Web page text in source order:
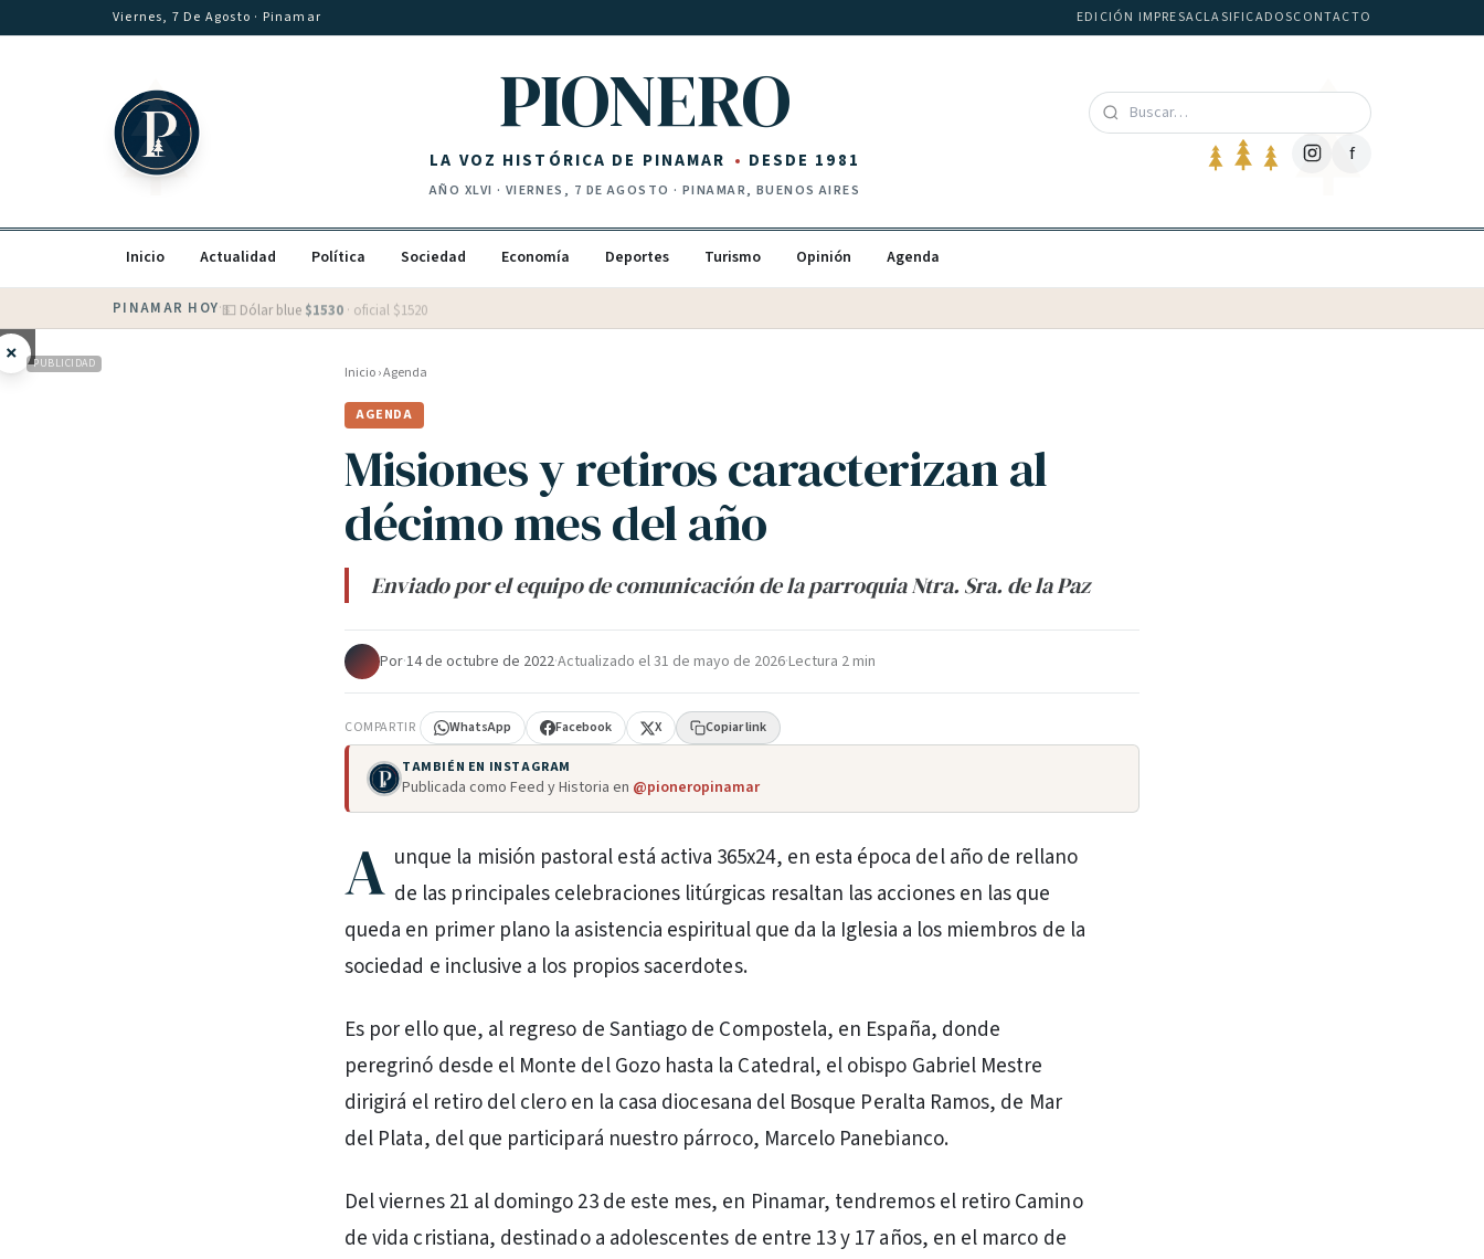
Saltar al contenidoViernes, 7 De Agosto · Pinamar EDICIÓN IMPRESACLASIFICADOSCONTACTO
PIONERO
LA VOZ HISTÓRICA DE PINAMAR DESDE 1981
AÑO XLVI · VIERNES, 7 DE AGOSTO · PINAMAR, BUENOS AIRES
f
Inicio Actualidad Política Sociedad Economía Deportes Turismo Opinión Agenda
PINAMAR HOY·💵 Dólar blue $1530 · oficial $1520
× PUBLICIDAD Inicio›Agenda
AGENDA
Misiones y retiros caracterizan al
décimo mes del año
Enviado por el equipo de comunicación de la parroquia Ntra. Sra. de la Paz
Por·14 de octubre de 2022·Actualizado el31 de mayo de 2026·Lectura 2 min
COMPARTIR WhatsApp Facebook X Copiar link
TAMBIÉN EN INSTAGRAM
Publicada como Feed y Historia en @pioneropinamar
A unque la misión pastoral está activa 365x24, en esta época del año de rellano
de las principales celebraciones litúrgicas resaltan las acciones en las que
queda en primer plano la asistencia espiritual que da la Iglesia a los miembros de la
sociedad e inclusive a los propios sacerdotes.
Es por ello que, al regreso de Santiago de Compostela, en España, donde
peregrinó desde el Monte del Gozo hasta la Catedral, el obispo Gabriel Mestre
dirigirá el retiro del clero en la casa diocesana del Bosque Peralta Ramos, de Mar
del Plata, del que participará nuestro párroco, Marcelo Panebianco.
Del viernes 21 al domingo 23 de este mes, en Pinamar, tendremos el retiro Camino
de vida cristiana, destinado a adolescentes de entre 13 y 17 años, en el marco de